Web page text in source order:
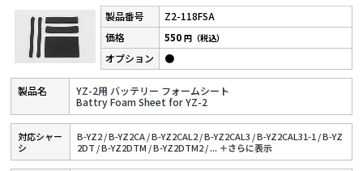
Z2-118FSA
YZ-2用 バッテリー フォームシート
Battry Foam Sheet for YZ-2
550円（税込）
●
対応シャー
シ
B-YZ2 /B-YZ2CA /B-YZ2CAL2 /B-YZ2CAL3 /B-YZ2CAL31-1 /B-YZ
2DT /B-YZ2DTM /B-YZ2DTM2 /... ＋さらに表⽰